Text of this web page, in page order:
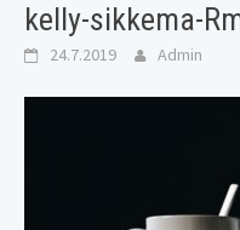
kelly-sikkema-
24.7.2019 Admin